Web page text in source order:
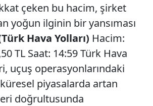
çeken bu hacim, şirket
yoğun ilginin bir yansıması
Hava Yolları) Hacim:
TL Saat: 14:59 Türk Hava
uçuş operasyonlarındaki
piyasalarda artan
doğrultusunda